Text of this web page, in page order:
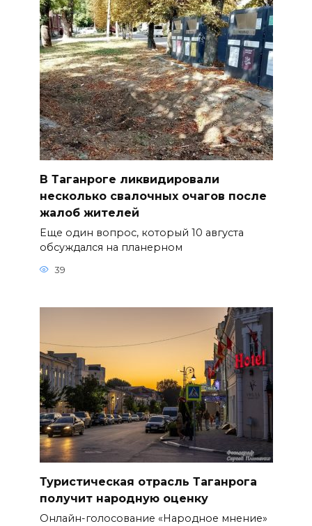
В Таганроге ликвидировали
несколько свалочных очагов после
жалоб жителей
Еще один вопрос, который 10 августа
обсуждался на планерном
39
Туристическая отрасль Таганрога
получит народную оценку
Онлайн-голосование «Народное мнение»